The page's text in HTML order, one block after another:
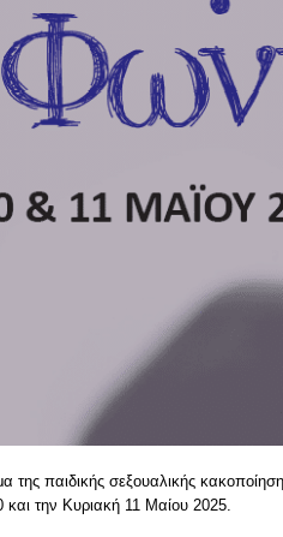
της παιδικής σεξουαλικής
και την Κυριακή 11 Μαίου 2025.